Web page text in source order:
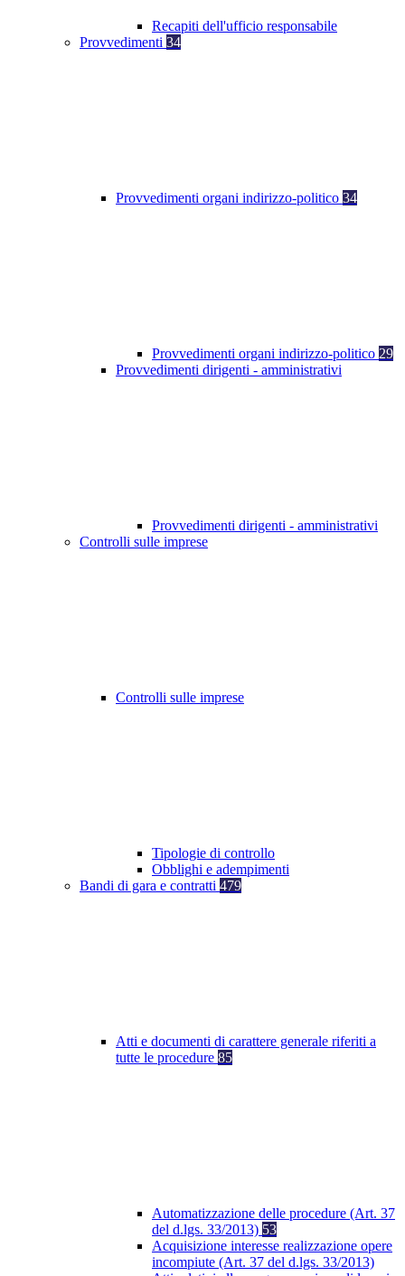
Recapiti dell'ufficio responsabile
Provvedimenti 34
Provvedimenti organi indirizzo-politico 34
Provvedimenti organi indirizzo-politico 29
Provvedimenti dirigenti - amministrativi
Provvedimenti dirigenti - amministrativi
Controlli sulle imprese
Controlli sulle imprese
Tipologie di controllo
Obblighi e adempimenti
Bandi di gara e contratti 479
Atti e documenti di carattere generale riferiti a
tutte le procedure 85
Automatizzazione delle procedure (Art. 37
del d.lgs. 33/2013) 53
Acquisizione interesse realizzazione opere
incompiute (Art. 37 del d.lgs. 33/2013)